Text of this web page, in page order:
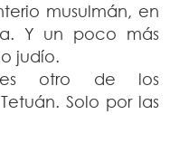
musulmán, en
Y un poco más
judío.
es otro de los
Solo por las